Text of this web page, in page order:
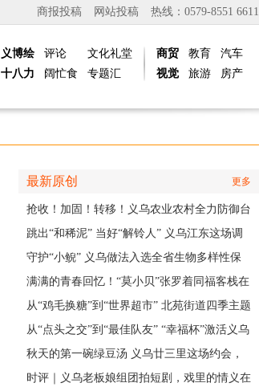
热线：0579-8551 6611
网站投稿
商报投稿
义博绘
十八力
评论
阔忙食
文化礼堂
专题汇
商贸
视觉
教育
旅游
汽车
房产
最新原创 更多
抢收！加固！转移！义乌农业农村全力防御台
风“白海豚”
跳出“和稀泥” 当好“解铃人” 义乌江东这场调
解实训为妇联主席们赋能
守护“小鲵” 义乌做法入选全省生物多样性保
护实践成果
满满的青春回忆！“莫小贝”张罗着同福客栈在
义乌再“开张”
从“鸡毛换糖”到“世界超市” 北苑街道四季主题
展再现义乌印记
从“点头之交”到“最佳队友” “幸福杯”激活义乌
稠江邻里情
秋天的第一碗绿豆汤 义乌廿三里这场约会，
主角是快递小哥
时评｜义乌老板娘组团拍短剧，戏里的情义在